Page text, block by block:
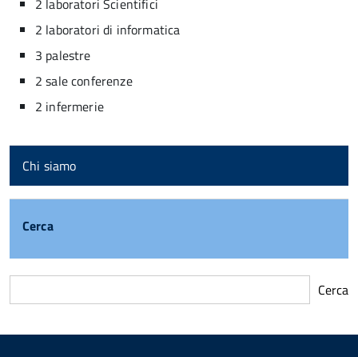
2 laboratori Scientifici
2 laboratori di informatica
3 palestre
2 sale conferenze
2 infermerie
Chi siamo
Cerca
Cerca
all'inizio